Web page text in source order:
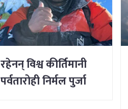
रहेनन् विश्व कीर्तिमानी
पर्वतारोही निर्मल पुर्जा